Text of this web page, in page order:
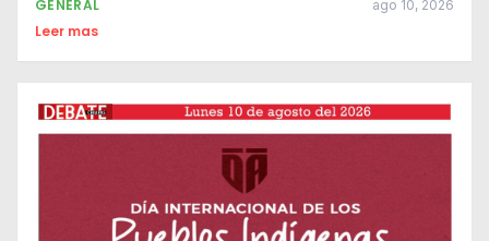
GENERAL ago 10, 2026
Leer mas